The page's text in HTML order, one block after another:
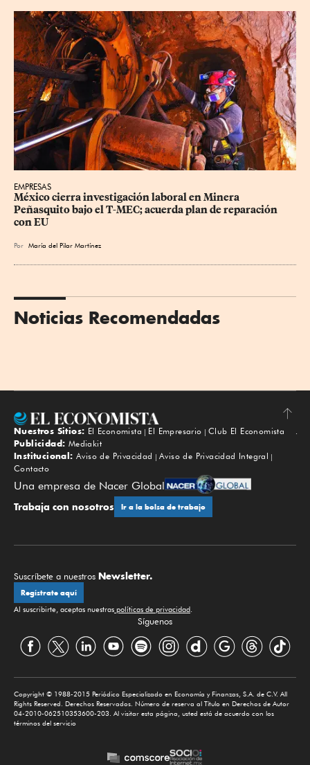
EMPRESAS
México cierra investigación laboral en Minera
Peñasquito bajo el T-MEC; acuerda plan de reparación
con EU
Por María del Pilar Martínez
Noticias Recomendadas
Subir
Nuestros Sitios: El Economista El Empresario
Club El Economista
Publicidad: Mediakit
Institucional: Aviso de Privacidad
Aviso de Privacidad Integral
Contacto
Una empresa de Nacer Global
Trabaja con nosotros Ir a la bolsa de trabajo
Suscríbete a nuestros Newsletter.
Regístrate aquí
Al suscribirte, aceptas nuestras políticas de privacidad.
Síguenos
Copyright © 1988-2015 Periódico Especializado en Economía y Finanzas, S.A. de C.V. All
Rights Reserved. Derechos Reservados. Número de reserva al Título en Derechos de Autor
04-2010-062510353600-203. Al visitar esta página, usted está de acuerdo con los
términos del servicio